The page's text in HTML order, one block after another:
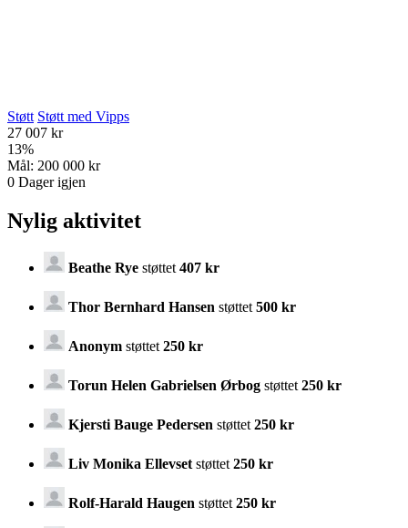
Støtt Støtt med Vipps
27 007 kr
13%
Mål: 200 000 kr
0 Dager igjen
Nylig aktivitet
Beathe Rye støttet 407 kr
Thor Bernhard Hansen støttet 500 kr
Anonym støttet 250 kr
Torun Helen Gabrielsen Ørbog støttet 250 kr
Kjersti Bauge Pedersen støttet 250 kr
Liv Monika Ellevset støttet 250 kr
Rolf-Harald Haugen støttet 250 kr